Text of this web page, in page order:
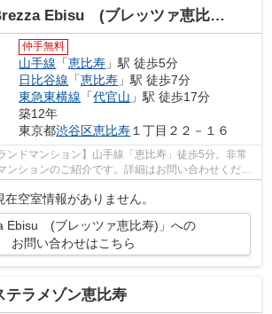
Ebisu (ブレッツァ恵比寿)
仲手無料
山手線 「恵比寿 」駅 徒歩5分
日比谷線 「恵比寿 」駅 徒歩7分
東急東横線 「代官山 」駅 徒歩17分
築12年
東京都渋谷区恵比寿１丁目２２－１６
ンドマンション】山手線「恵比寿」徒歩5分。非常
ンションのご紹介です。詳細はお問い合わせくださ
在空室情報がありません。
Ebisu (ブレッツァ恵比寿)」への
お問い合わせはこちら
テラメゾン恵比寿